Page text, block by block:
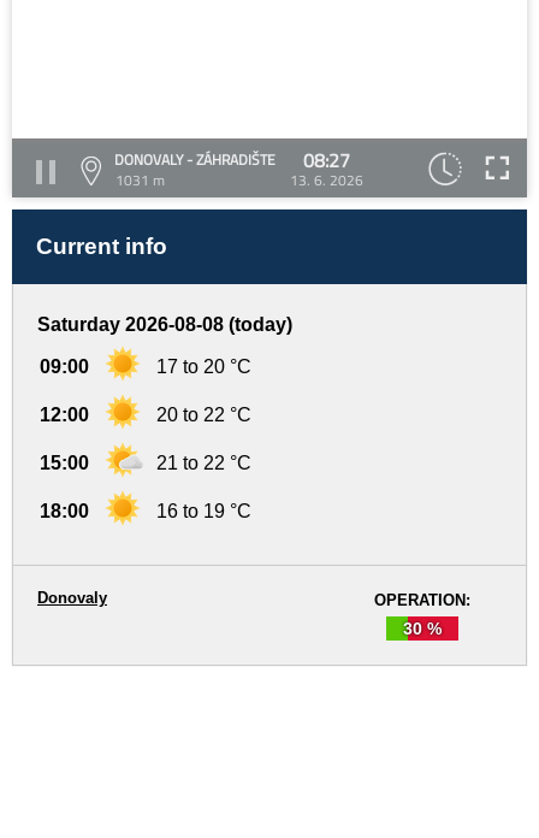
DONOVALY - ZÁHRADIŠTE
1031 m
08:27
13. 6. 2026
Current info
Saturday 2026-08-08 (today)
09:00 17 to 20 °C
12:00 20 to 22 °C
15:00 21 to 22 °C
18:00 16 to 19 °C
OPERATION:
30 %
Donovaly